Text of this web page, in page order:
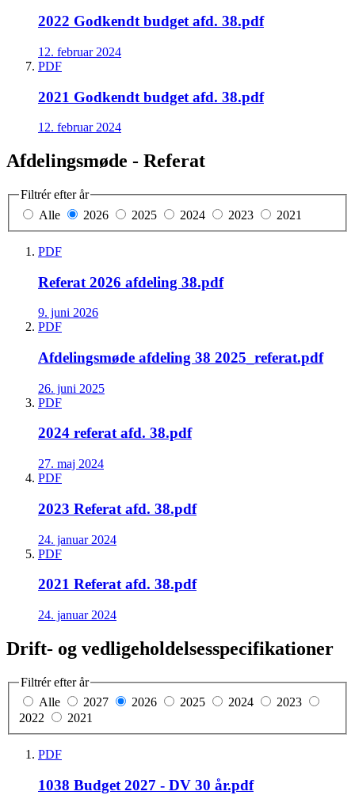
2022 Godkendt budget afd. 38.pdf
12. februar 2024
PDF
2021 Godkendt budget afd. 38.pdf
12. februar 2024
Afdelingsmøde - Referat
Filtrér efter år
Alle
2026 2025 2024 2023 2021
PDF
Referat 2026 afdeling 38.pdf
9. juni 2026
PDF
Afdelingsmøde afdeling 38 2025_referat.pdf
26. juni 2025
PDF
2024 referat afd. 38.pdf
27. maj 2024
PDF
2023 Referat afd. 38.pdf
24. januar 2024
PDF
2021 Referat afd. 38.pdf
24. januar 2024
Drift- og vedligeholdelsesspecifikationer
Filtrér efter år
Alle
2027 2026 2025 2024
2023
2022
2021
PDF
1038 Budget 2027 - DV 30 år.pdf